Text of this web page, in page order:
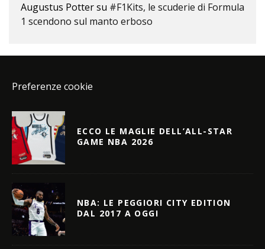
Augustus Pottersu #F1Kits, le scuderie di Formula
1 scendono sul manto erboso
Preferenze cookie
ECCO LE MAGLIE DELL’ALL-STAR
GAME NBA 2026
NBA: LE PEGGIORI CITY EDITION
DAL 2017 A OGGI